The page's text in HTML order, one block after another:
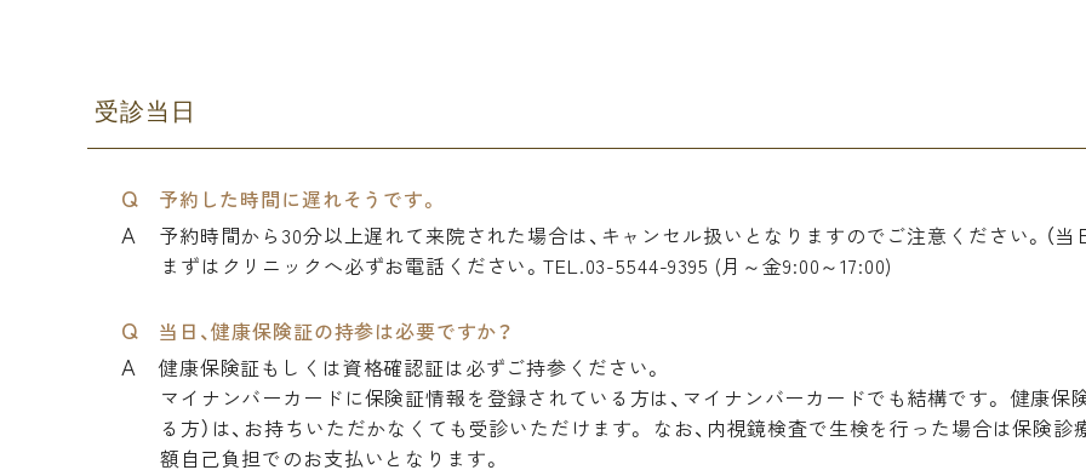
受診当日
予約した時間に遅れそうです。
予約時間から30分以上遅れて来院された場合は、キャンセル扱いとなりますのでご注意ください。（当
まずはクリニックへ必ずお電話ください。TEL.03-5544-9395 (月～金9:00～17:00)
当日、健康保険証の持参は必要ですか？
健康保険証もしくは資格確認証は必ずご持参ください。
マイナンバーカードに保険証情報を登録されている方は、マイナンバーカードでも結構です。 健康保
る方）は、お持ちいただかなくても受診いただけます。 なお、内視鏡検査で生検を行った場合は保険
額自己負担でのお支払いとなります。